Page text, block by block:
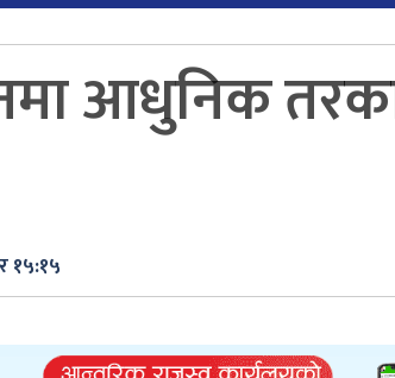
आधुनिक
१५:१५